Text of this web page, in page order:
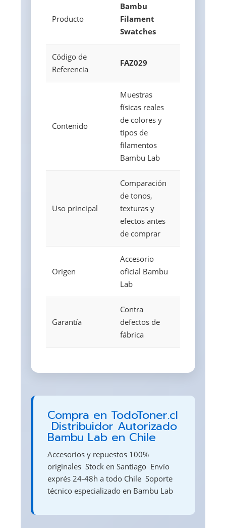
Producto
Bambu
Filament
Swatches
Código de
Referencia
FAZ029
Contenido
Muestras
físicas reales
de colores y
tipos de
filamentos
Bambu Lab
Uso principal
Comparación
de tonos,
texturas y
efectos antes
de comprar
Origen
Accesorio
oficial Bambu
Lab
Garantía
Contra
defectos de
fábrica
Compra en TodoToner.cl
 Distribuidor Autorizado
Bambu Lab en Chile
Accesorios y repuestos 100%
originales  Stock en Santiago  Envío
exprés 24-48h a todo Chile  Soporte
técnico especializado en Bambu Lab